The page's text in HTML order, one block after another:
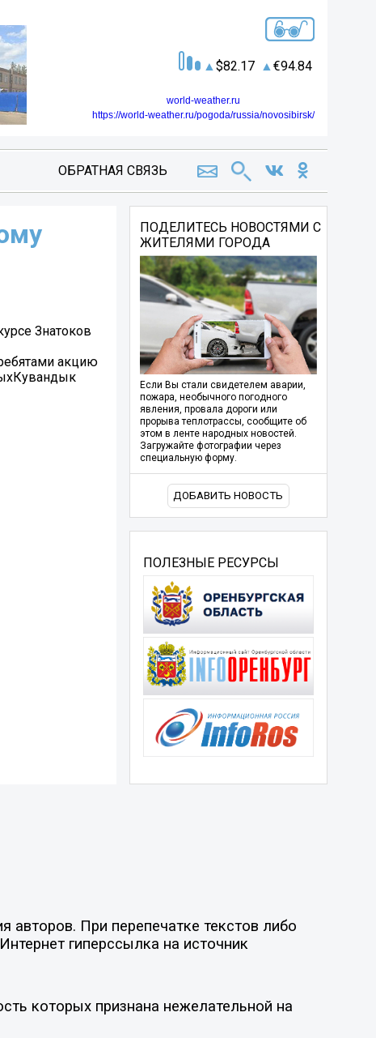
82.17 94.84
world-weather.ru
https://world-weather.ru/pogoda/russia/novosibirsk/
ОБРАТНАЯ СВЯЗЬ
Знатоков
акцию
ПОДЕЛИТЕСЬ НОВОСТЯМИ С
ЖИТЕЛЯМИ ГОРОДА
Если Вы стали свидетелем аварии,
пожара, необычного погодного
явления, провала дороги или
прорыва теплотрассы, сообщите об
этом в ленте народных новостей.
Загружайте фотографии через
специальную форму.
ДОБАВИТЬ НОВОСТЬ
ПОЛЕЗНЫЕ РЕСУРСЫ
При перепечатке текстов либо
гиперссылка на источник
которых признана нежелательной на